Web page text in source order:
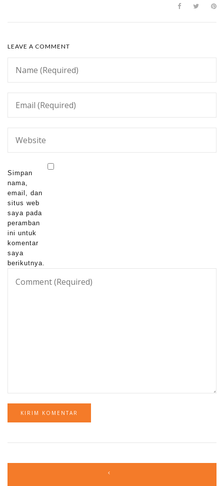
LEAVE A COMMENT
Simpan
nama,
email, dan
situs web
saya pada
peramban
ini untuk
komentar
saya
berikutnya.